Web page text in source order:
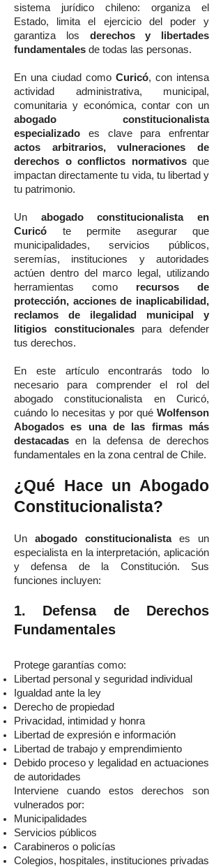
sistema jurídico chileno: organiza el
Estado, limita el ejercicio del poder y
garantiza los derechos y libertades
fundamentales de todas las personas.
En una ciudad como Curicó, con intensa
actividad administrativa, municipal,
comunitaria y económica, contar con un
abogado constitucionalista
especializado es clave para enfrentar
actos arbitrarios, vulneraciones de
derechos o conflictos normativosque
impactan directamente tu vida, tu libertad y
tu patrimonio.
Un abogado constitucionalista en
Curicó te permite asegurar que
municipalidades, servicios públicos,
seremías, instituciones y autoridades
actúen dentro del marco legal, utilizando
herramientas como recursos de
protección, acciones de inaplicabilidad,
reclamos de ilegalidad municipal y
litigios constitucionalespara defender
tus derechos.
En este artículo encontrarás todo lo
necesario para comprender el rol del
abogado constitucionalista en Curicó,
cuándo lo necesitas y por qué Wolfenson
Abogados es una de las firmas más
destacadas en la defensa de derechos
fundamentales en la zona central de Chile.
¿Qué Hace un Abogado
Constitucionalista?
Un abogado constitucionalistaes un
especialista en la interpretación, aplicación
y defensa de la Constitución. Sus
funciones incluyen:
1. Defensa de Derechos
Fundamentales
Protege garantías como:
Libertad personal y seguridad individual
Igualdad ante la ley
Derecho de propiedad
Privacidad, intimidad y honra
Libertad de expresión e información
Libertad de trabajo y emprendimiento
Debido proceso y legalidad en actuaciones
de autoridades
Interviene cuando estos derechos son
vulnerados por:
Municipalidades
Servicios públicos
Carabineros o policías
Colegios, hospitales, instituciones privadas